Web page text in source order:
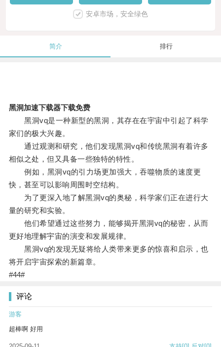
安卓市场，安全绿色
简介 排行
黑洞加速下载器下载免费
黑洞vq是一种新型的黑洞，其存在在宇宙中引起了科学
家们的极大兴趣。
通过观测和研究，他们发现黑洞vq和传统黑洞有着许多
相似之处，但又具备一些独特的特性。
例如，黑洞vq的引力场更加强大，吞噬物质的速度更
快，甚至可以影响周围时空结构。
为了更深入地了解黑洞vq的奥秘，科学家们正在进行大
量的研究和实验。
他们希望通过这些努力，能够揭开黑洞vq的秘密，从而
更好地理解宇宙的演变和发展规律。
黑洞vq的发现无疑将给人类带来更多的惊喜和启示，也
将开启宇宙探索的新篇章。
#44#
评论
游客
超棒啊 好用